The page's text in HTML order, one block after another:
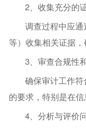
2、收集充分的
调查过程中应
等）收集相关证据，
3、审查合规性
确保审计工作
的要求，特别是在信
4、分析与评价